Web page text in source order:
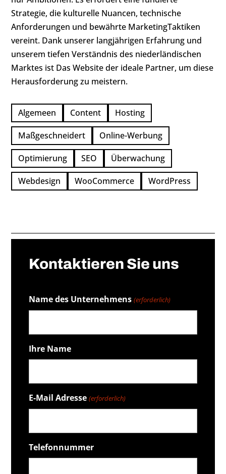
Strategie, die kulturelle Nuancen, technische
Anforderungen und bewährte MarketingTaktiken
vereint. Dank unserer langjährigen Erfahrung und
unserem tiefen Verständnis des niederländischen
Marktes ist Das Website der ideale Partner, um diese
Herausforderung zu meistern.
Algemeen Content Hosting
Maßgeschneidert Online-Werbung
Optimierung SEO Überwachung
Webdesign WooCommerce WordPress
Einen Terminplaner hinzufügen: Sorgen Sie für mehr
Kontaktieren Sie uns
Name des Unternehmens (erforderlich)
Ihre Name
E-Mail Adresse (erforderlich)
Telefonnummer